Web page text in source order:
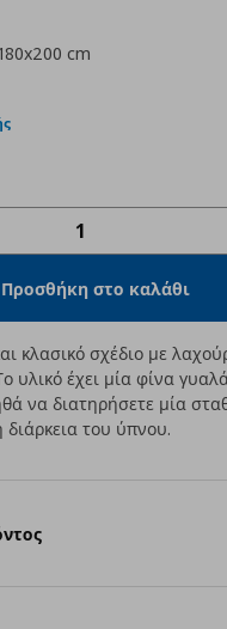
cm
τιμή
Προσθήκη στο καλάθι
κλασικό σχέδιο με
υλικό έχει μία φίνα
να διατηρήσετε μία
του ύπνου.